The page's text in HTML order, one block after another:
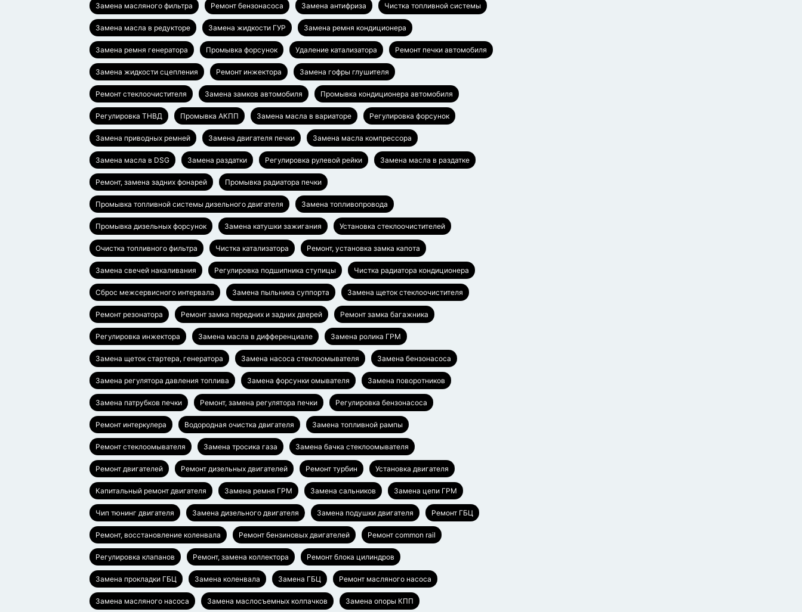
Замена масляного фильтра Ремонт бензонасоса Замена антифриза Чистка топливной системы
Замена масла в редукторе Замена жидкости ГУР Замена ремня кондиционера
Замена ремня генератора Промывка форсунок Удаление катализатора Ремонт печки автомобиля
Замена жидкости сцепления Ремонт инжектора Замена гофры глушителя
Ремонт стеклоочистителя Замена замков автомобиля Промывка кондиционера автомобиля
Регулировка ТНВД Промывка АКПП Замена масла в вариаторе Регулировка форсунок
Замена приводных ремней Замена двигателя печки Замена масла компрессора
Замена масла в DSG Замена раздатки Регулировка рулевой рейки Замена масла в раздатке
Ремонт, замена задних фонарей Промывка радиатора печки
Промывка топливной системы дизельного двигателя Замена топливопровода
Промывка дизельных форсунок Замена катушки зажигания Установка стеклоочистителей
Очистка топливного фильтра Чистка катализатора Ремонт, установка замка капота
Замена свечей накаливания Регулировка подшипника ступицы Чистка радиатора кондиционера
Сброс межсервисного интервала Замена пыльника суппорта Замена щеток стеклоочистителя
Ремонт резонатора Ремонт замка передних и задних дверей Ремонт замка багажника
Регулировка инжектора Замена масла в дифференциале Замена ролика ГРМ
Замена щеток стартера, генератора Замена насоса стеклоомывателя Замена бензонасоса
Замена регулятора давления топлива Замена форсунки омывателя Замена поворотников
Замена патрубков печки Ремонт, замена регулятора печки Регулировка бензонасоса
Ремонт интеркулера Водородная очистка двигателя Замена топливной рампы
Ремонт стеклоомывателя Замена тросика газа Замена бачка стеклоомывателя
Ремонт двигателей Ремонт дизельных двигателей Ремонт турбин Установка двигателя
Капитальный ремонт двигателя Замена ремня ГРМ Замена сальников Замена цепи ГРМ
Чип тюнинг двигателя Замена дизельного двигателя Замена подушки двигателя Ремонт ГБЦ
Ремонт, восстановление коленвала Ремонт бензиновых двигателей Ремонт common rail
Регулировка клапанов Ремонт, замена коллектора Ремонт блока цилиндров
Замена прокладки ГБЦ Замена коленвала Замена ГБЦ Ремонт масляного насоса
Замена масляного насоса Замена маслосъемных колпачков Замена опоры КПП